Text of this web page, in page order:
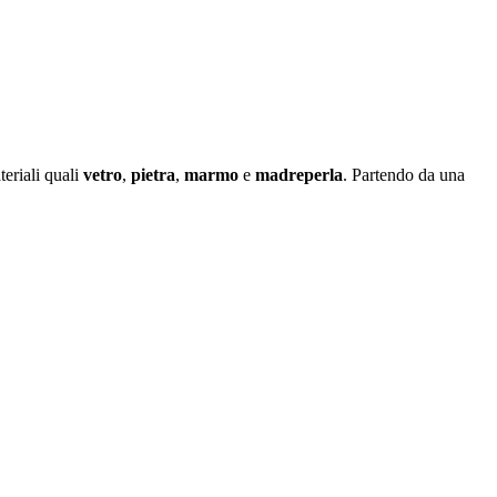
quali vetro, pietra, marmo e madreperla. Partendo da una